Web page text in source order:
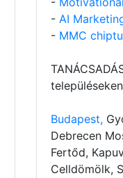
- AI
- MMC
Budapest,
Debrecen
Fertőd,
Celldömölk,